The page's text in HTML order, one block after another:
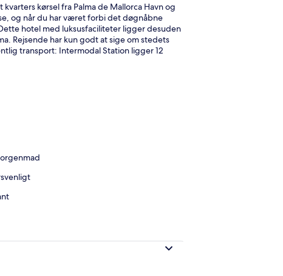
Udendørs pool, parasoller, liggestole
kørsel fra Palma de Mallorca Havn og
og når du har været forbi det døgnåbne
hotel med luksusfaciliteter ligger desuden
Rejsende har kun godt at sige om stedets
transport: Intermodal Station ligger 12